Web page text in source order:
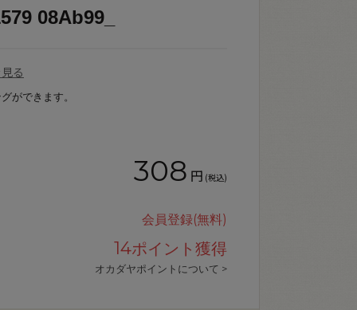
08Ab99_
る
ができます。
308 円 (税込)
会員登録(無料)
14ポイント獲得
オカダヤポイントについて >